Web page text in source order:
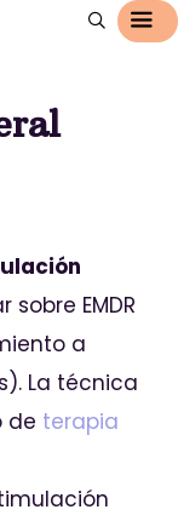
EMDR
a
La técnica
de terapia